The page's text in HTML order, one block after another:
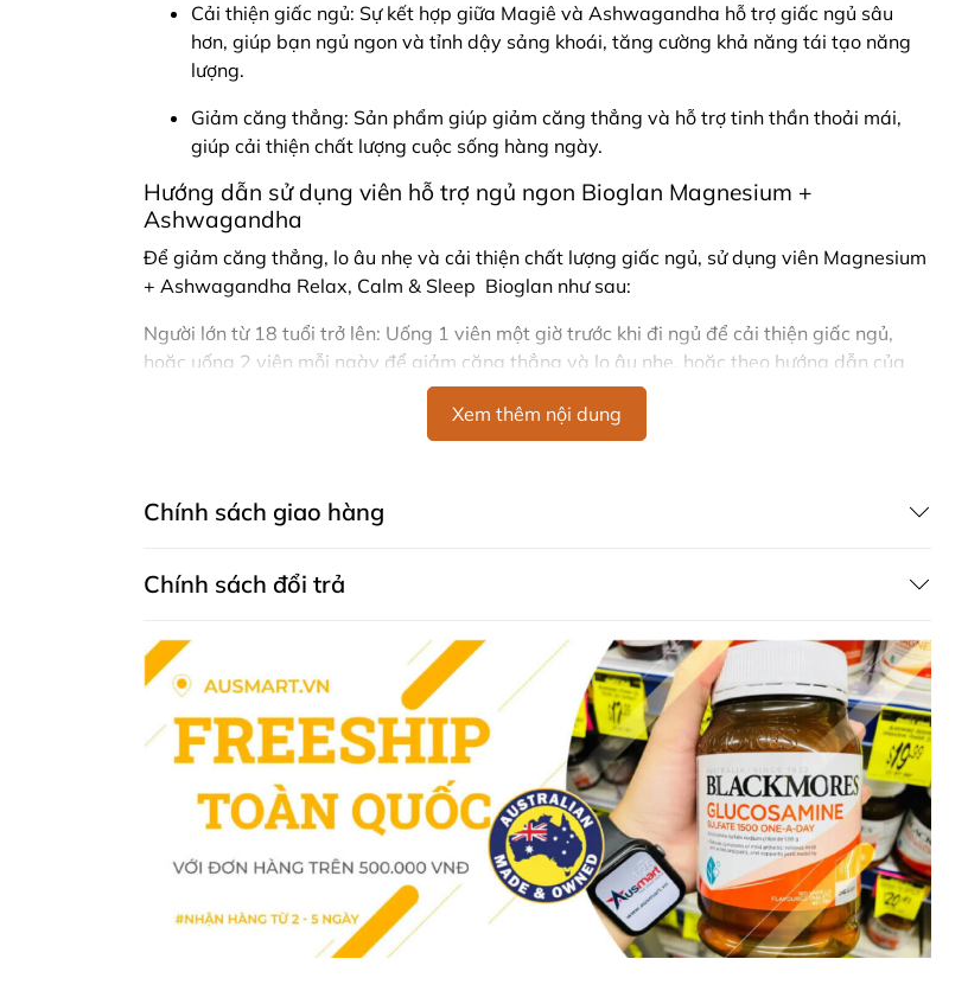
Cải thiện giấc ngủ: Sự kết hợp giữa Magiê và Ashwagandha hỗ trợ giấc ngủ sâu
hơn, giúp bạn ngủ ngon và tỉnh dậy sảng khoái, tăng cường khả năng tái tạo năng
lượng.
Giảm căng thẳng: Sản phẩm giúp giảm căng thẳng và hỗ trợ tinh thần thoải mái,
giúp cải thiện chất lượng cuộc sống hàng ngày.
Hướng dẫn sử dụng viên hỗ trợ ngủ ngon Bioglan Magnesium +
Ashwagandha
Để giảm căng thẳng, lo âu nhẹ và cải thiện chất lượng giấc ngủ, sử dụng viên Magnesium
+ Ashwagandha Relax, Calm & Sleep Bioglan như sau:
Người lớn từ 18 tuổi trở lên: Uống 1 viên một giờ trước khi đi ngủ để cải thiện giấc ngủ,
hoặc uống 2 viên mỗi ngày để giảm căng thẳng và lo âu nhẹ, hoặc theo hướng dẫn của
Thành phần viên uống thư giãn, hỗ trợ giấc ngủ sâu Bioglan Magnesium +
Mỗi viên viên hỗ trợ ngủ ngon Bioglan Magnesium + Ashwagandha chứa:
Chiết xuất rễ Ashwagandha Shoden® (Withania somnifera) 56.4mg (tương đương
Chiết xuất lá Ashwagandha Shoden® (Withania somnifera) 63.6mg (tương đương
Cảnh báo
Không sử dụng nếu bạn đang mang thai hoặc dự định mang thai mà không có sự tư
vấn của chuyên gia y tế.
Nếu triệu chứng vẫn tiếp diễn, hãy tham khảo ý kiến của chuyên gia y tế.
Sản phẩm bổ sung không thể thay thế chế độ ăn uống cân bằng.
Viên uống Bioglan Magnesium + Ashwagandha là lựa chọn lý tưởng cho những ai cần
giảm căng thẳng, lo âu nhẹ và cải thiện chất lượng giấc ngủ. Với sự kết hợp hiệu quả giữa
Magiê và Ashwagandha, sản phẩm mang lại cảm giác thư giãn, giúp bạn sẵn sàng đối
Xem thêm nội dung
Chính sách giao hàng
Chính sách đổi trả